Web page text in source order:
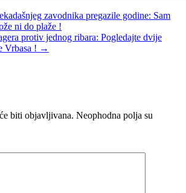
zavodnika pregazile godine: Sam
ni do plaže !
protiv jednog ribara: Pogledajte dvije
Vrbasa ! →
biti objavljivana. Neophodna polja su